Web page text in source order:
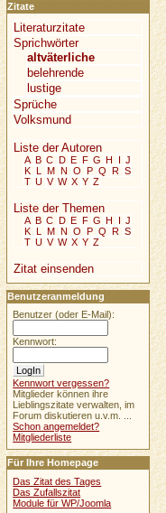
Zitate
Literaturzitate
Sprichwörter
altväterliche
belehrende
lustige
Sprüche
Volksmund
Liste der Autoren
A B C D E F G H I J
K L M N O P Q R S
T U V W X Y Z
Liste der Themen
A B C D E F G H I J
K L M N O P Q R S
T U V W X Y Z
Zitat einsenden
Benutzeranmeldung
Benutzer (oder E-Mail):
Kennwort:
Kennwort vergessen?
Mitglieder können ihre
Lieblingszitate verwalten, im
Forum diskutieren u.v.m. ...
Schon angemeldet?
Mitgliederliste
Für Ihre Homepage
Das Zitat des Tages
Das Zufallszitat
Module für WP/Joomla